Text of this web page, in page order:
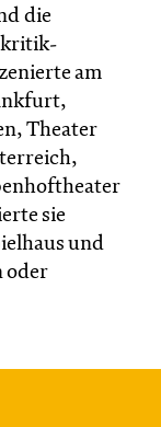
die
am
Theater
sie
und
oder